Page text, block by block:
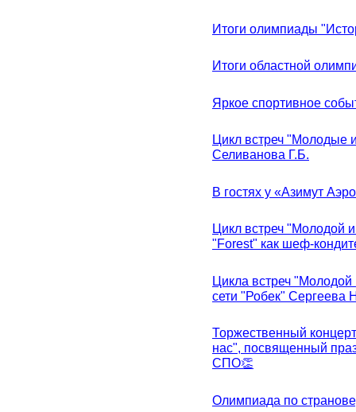
Итоги олимпиады
Итоги областной
Яркое спортивное
Цикл встреч "Молодые
Селиванова Г.Б.
В гостях у «Азимут
Цикл встреч "Молодой
"Forest" как шеф-
Цикла встреч
сети "Робек" Сергеева
Торжественный
нас", посвященный
СПО👏
Олимпиада по